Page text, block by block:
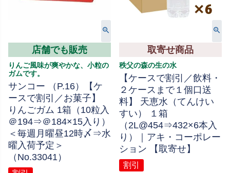
店舗でも販売
りんご風味が爽やかな、小粒の
ガムです。
サンコー （P.16）【ケ
ースで割引／お菓子】
りんごガム 1箱（10粒入
＠194⇒＠184×15入り）
＜毎週月曜昼12時〆⇒水
曜入荷予定＞
（No.33041）
取寄せ商品
秩父の森の生の水
【ケースで割引／飲料・
２ケースまで１個口送
料】 天恵水（てんけい
すい） １箱
（2L@454⇒432×6本入
り）｜アキ・コーポレー
ション 【取寄せ】
割引